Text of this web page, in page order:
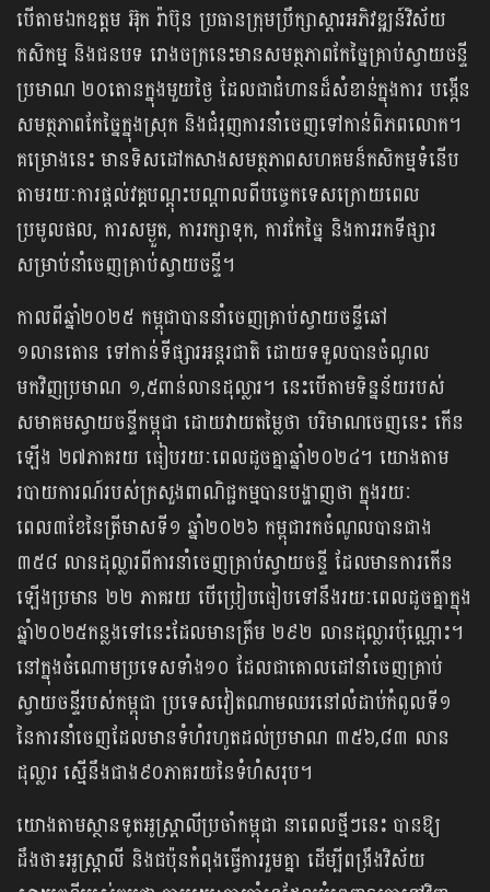
បើតាមឯកឧត្តម អ៊ុក រ៉ាប៊ុន ប្រធានក្រុមប្រឹក្សាស្តារអភិវឌ្ឍន៍វិស័យ
កសិកម្ម និងជនបទ រោងចក្រនេះមានសមត្ថភាពកែច្នៃគ្រាប់ស្វាយចន្ទី
ប្រមាណ ២០តោនក្នុងមួយថ្ងៃ ដែលជាជំហានដ៏សំខាន់ក្នុងការ បង្កើន
សមត្ថភាពកែច្នៃក្នុងស្រុក និងជំរុញការនាំចេញទៅកាន់ពិភពលោក។
គម្រោងនេះ មានទិសដៅកសាងសមត្ថភាពសហគមន៏កសិកម្មទំនើប
តាមរយៈការផ្តល់វគ្គ​បណ្តុះបណ្តាលពីបច្ចេកទេសក្រោយពេល
ប្រមូលផល, ការសម្ងួត, ការរក្សាទុក, ការកែច្នៃ និងការរកទីផ្សារ
សម្រាប់នាំចេញគ្រាប់ស្វាយចន្ទី។
កាលពីឆ្នាំ២០២៥ កម្ពុជាបាននាំចេញគ្រាប់ស្វាយចន្ទីឆៅ
១លានតោន ទៅកាន់​ទីផ្សារអន្តរជាតិ ដោយទទួលបានចំណូល
មកវិញប្រមាណ ១,៥ពាន់លានដុល្លារ។ នេះបើ​តាមទិន្នន័យរបស់
សមាគមស្វាយចន្ទីកម្ពុជា ដោយវាយតម្លៃថា បរិមាណចេញនេះ កើន
ឡើង ២៧ភាគរយ ធៀបរយៈពេលដូចគ្នាឆ្នាំ២០២៤។ យោងតាម
របាយការណ៍របស់ក្រសួងពាណិជ្ជកម្មបានបង្ហាញថា ក្នុងរយៈ
ពេល៣ខែនៃត្រីមាសទី១ ឆ្នាំ២០២៦ កម្ពុជារកចំណូលបានជាង
៣៥៨ លានដុល្លារពីការនាំចេញគ្រាប់ស្វាយចន្ទី ដែលមានការកើន
ឡើងប្រមាន ២២ ភាគរយ បើប្រៀបធៀបទៅនឹងរយៈពេលដូចគ្នាក្នុង
ឆ្នាំ២០២៥កន្លងទៅនេះដែលមានត្រឹម ២៩២ លានដុល្លារប៉ុណ្ណោះ។
នៅក្នុងចំណោមប្រទេសទាំង១០ ដែលជាគោលដៅនាំចេញគ្រាប់
ស្វាយចន្ទីរបស់កម្ពុជា ប្រទេសវៀតណាមឈរនៅលំដាប់កំពូលទី១
នៃការនាំចេញដែលមានទំហំរហូតដល់ប្រមាណ ៣៥៦,៨៣ លាន
ដុល្លារ ស្មើនឹងជាង៩០ភាគរយនៃទំហំសរុប។
យោងតាមស្ថានទូតអូស្ត្រាលីប្រចាំកម្ពុជា នាពេលថ្មីៗនេះ បានឱ្យ
ដឹងថា៖អូស្ត្រាលី និងជប៉ុនកំពុងធ្វើការរួមគ្នា ដើម្បីពង្រឹងវិស័យ